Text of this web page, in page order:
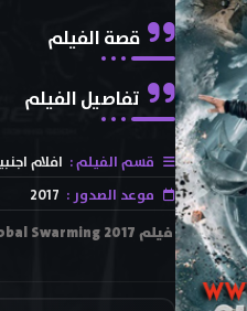
قصة الفيلم
تفاصيل الفيلم
قسم الفيلم : افلام
موعد الصدور : 2017